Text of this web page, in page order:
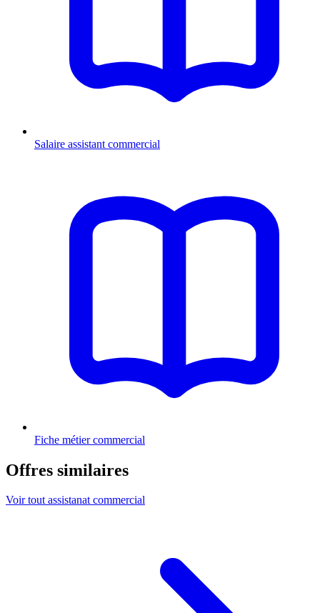
Salaire assistant commercial
Fiche métier commercial
Offres similaires
Voir tout assistanat commercial